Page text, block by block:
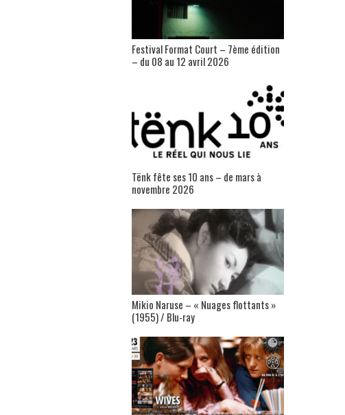
Festival Format Court – 7ème édition
– du 08 au 12 avril 2026
Tënk fête ses 10 ans – de mars à
novembre 2026
Mikio Naruse – « Nuages flottants »
(1955) / Blu-ray